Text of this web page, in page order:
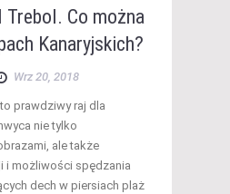
Co można
Kanaryjskich?
Wrz 20, 2018
prawdziwy raj dla
nie tylko
ale także
i możliwości spędzania
dech w piersiach plaż